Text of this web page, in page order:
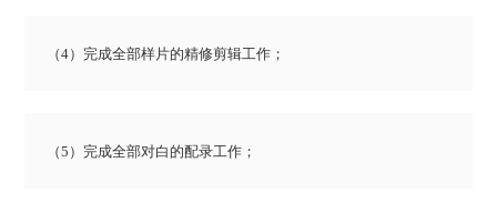
（4）完成全部样片的精修剪辑工作；
（5）完成全部对白的配录工作；